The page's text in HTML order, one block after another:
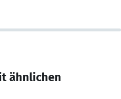
ähnlichen